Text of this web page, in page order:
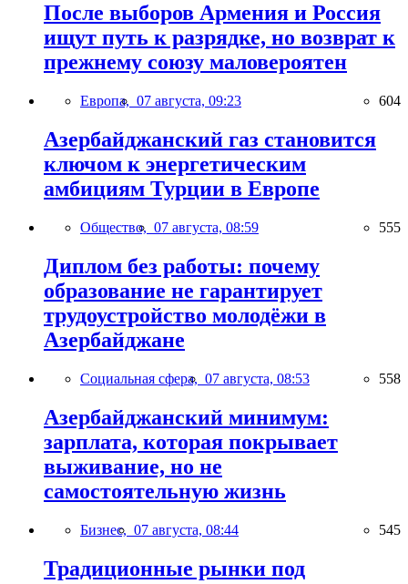
После выборов Армения и Россия
ищут путь к разрядке, но возврат к
прежнему союзу маловероятен
Европа, 07 августа, 09:23 604
Азербайджанский газ становится
ключом к энергетическим
амбициям Турции в Европе
Общество, 07 августа, 08:59 555
Диплом без работы: почему
образование не гарантирует
трудоустройство молодёжи в
Азербайджане
Социальная сфера, 07 августа, 08:53 558
Азербайджанский минимум:
зарплата, которая покрывает
выживание, но не
самостоятельную жизнь
Бизнес, 07 августа, 08:44 545
Традиционные рынки под